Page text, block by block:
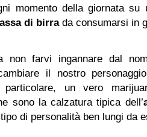
momento della giornata su
di birrada consumarsi in
non farvi ingannare dal
il nostro
un vero
sono la calzatura tipica dell’
di personalità ben lungi da